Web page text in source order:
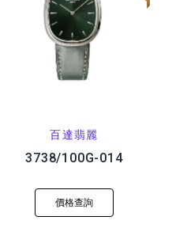
百達翡麗
3738/100G-014
價格查詢